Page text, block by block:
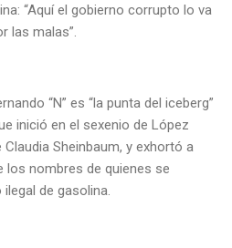
“Aquí el gobierno corrupto lo va
las malas”.
“N” es “la punta del iceberg”
inició en el sexenio de López
Sheinbaum, y exhortó a
los nombres de quienes se
de gasolina.